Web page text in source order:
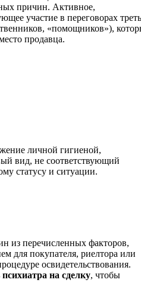
причин. Активное,
участие в переговорах
«помощников»),
продавца.
личной гигиеной,
вид, не соответствующий
статусу и ситуации.
из перечисленных факторов,
для покупателя, риелтора или
освидетельствования.
психиатра на сделку, чтобы